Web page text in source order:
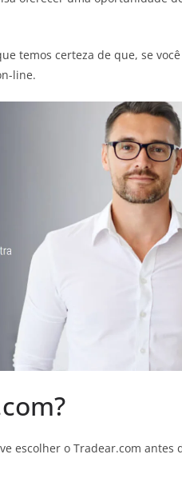
temos certeza de que, se
line.
escolher o Tradear.com antes